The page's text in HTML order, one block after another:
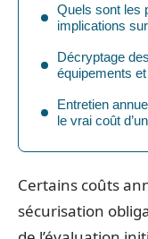
Quels sont les
implications
Décryptage
équipements
Entretien
le vrai coût
Certains coûts
sécurisation